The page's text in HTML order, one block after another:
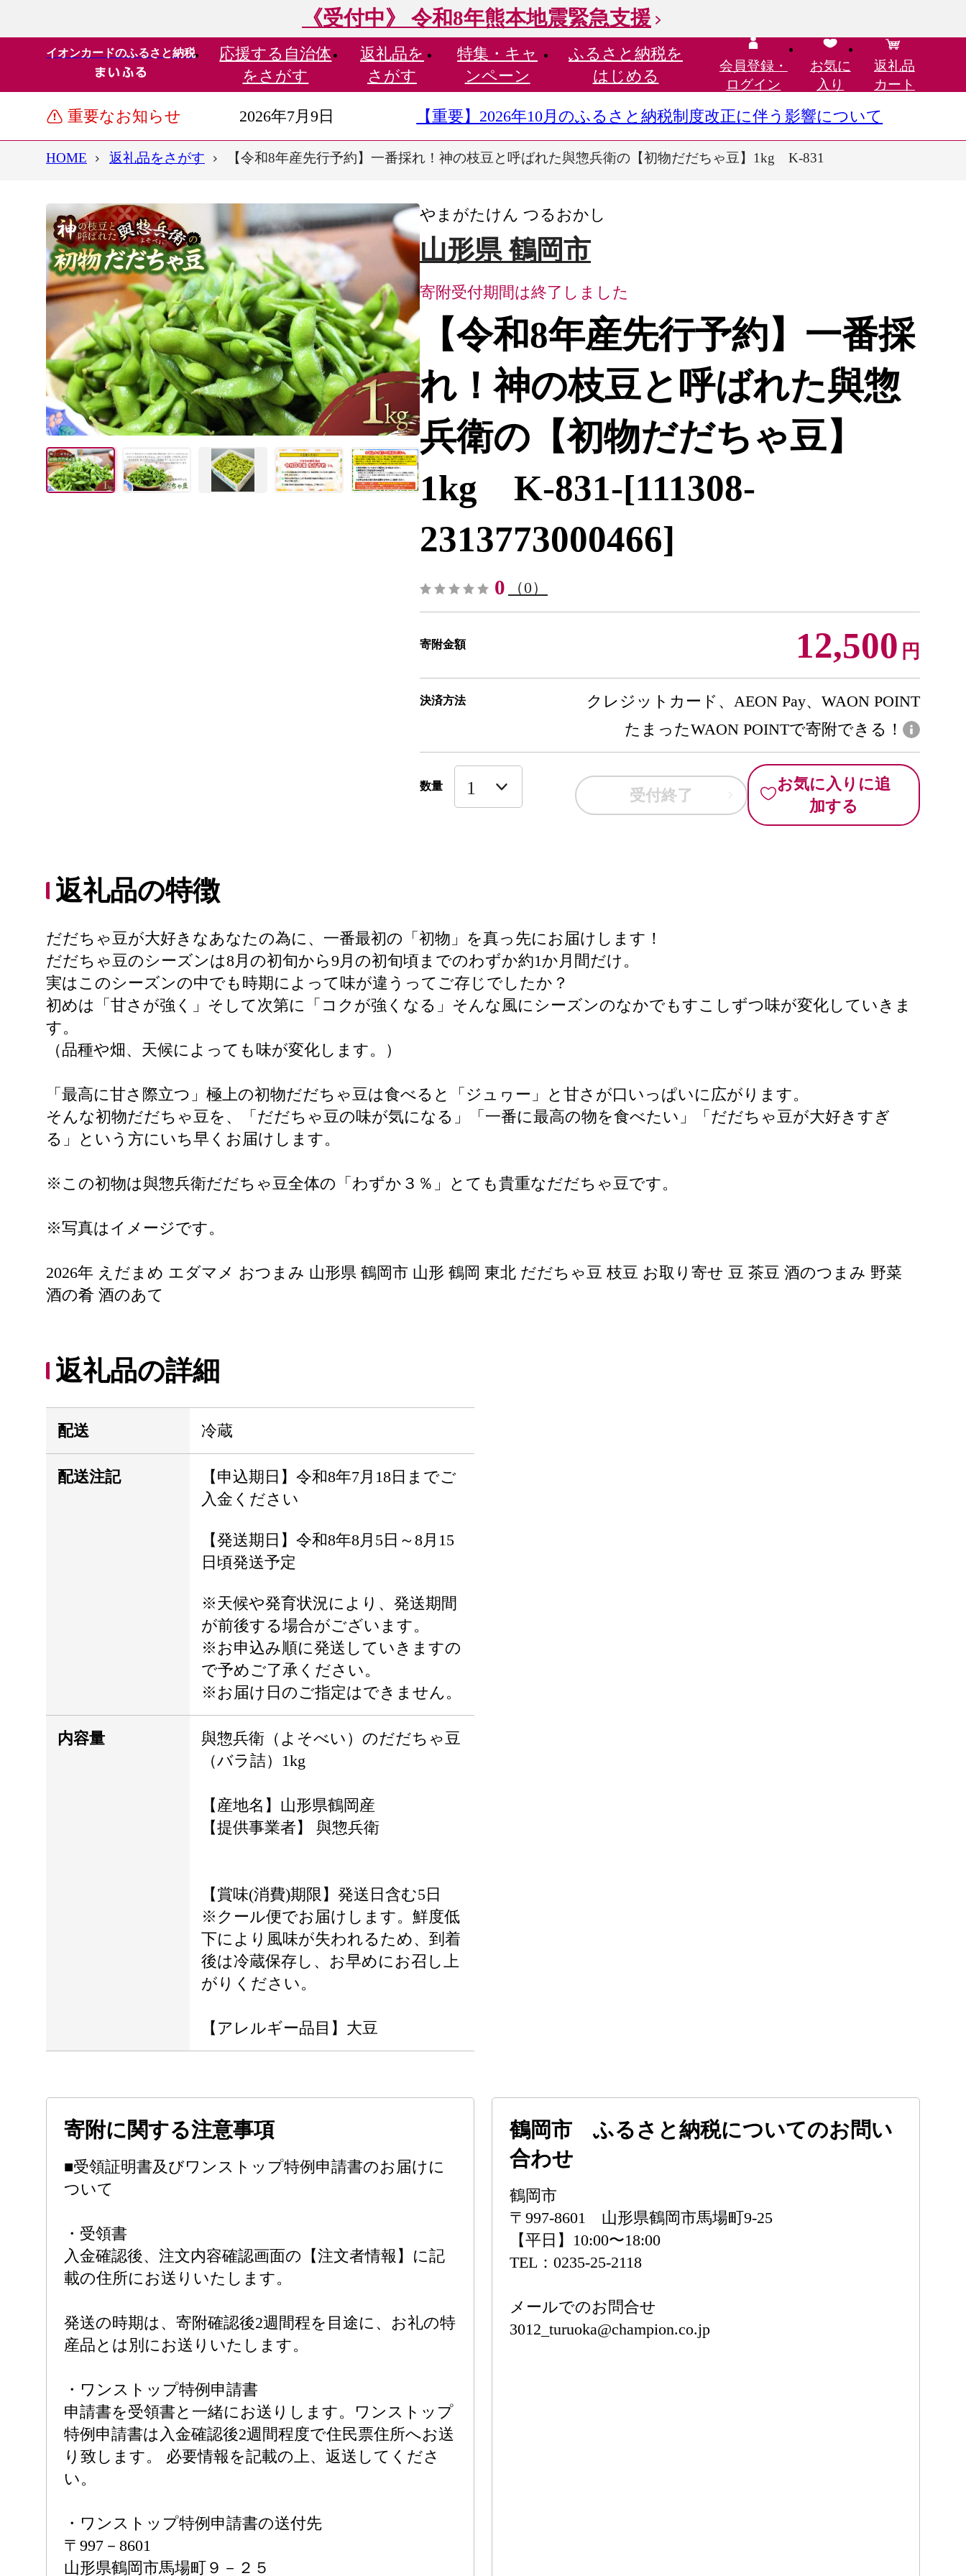
《受付中》 令和8年熊本地震緊急支援
イオンカードのふるさと納税 応援する 自治体
をさがす
返礼品を
さがす
特集・ キャ
ンペーン
ふるさと納税を
はじめる
会員登録・
ログイン
お気に
入り
返礼品
カート
重要なお知らせ 2026年7月9日 【重要】2026年10月のふるさと納税制度改正に伴う影響について
HOME 返礼品をさがす 【令和8年産先行予約】一番採れ！神の枝豆と呼ばれた與惣兵衛の【初物だだちゃ豆】1kg K-831
やまがたけん つるおかし
山形県 鶴岡市
寄附受付期間は終了しました
【令和8年産先行予約】一番採
れ！神の枝豆と呼ばれた與惣
兵衛の【初物だだちゃ豆】
1kg K-831-[111308-
2313773000466]
0 （0）
寄附金額 12,500 円
決済方法
クレジットカード、AEON Pay、WAON POINT
たまったWAON POINTで寄附できる！
数量 受付終了
お気に入りに追
加する
返礼品の特徴
だだちゃ豆が大好きなあなたの為に、一番最初の「初物」を真っ先にお届けします！
だだちゃ豆のシーズンは8月の初旬から9月の初旬頃までのわずか約1か月間だけ。
実はこのシーズンの中でも時期によって味が違うってご存じでしたか？
初めは「甘さが強く」そして次第に「コクが強くなる」そんな風にシーズンのなかでもすこしずつ味が変化していきま
す。
（品種や畑、天候によっても味が変化します。）
「最高に甘さ際立つ」極上の初物だだちゃ豆は食べると「ジュヮー」と甘さが口いっぱいに広がります。
そんな初物だだちゃ豆を、「だだちゃ豆の味が気になる」「一番に最高の物を食べたい」「だだちゃ豆が大好きすぎ
る」という方にいち早くお届けします。
※この初物は與惣兵衛だだちゃ豆全体の「わずか３％」とても貴重なだだちゃ豆です。
※写真はイメージです。
2026年 えだまめ エダマメ おつまみ 山形県 鶴岡市 山形 鶴岡 東北 だだちゃ豆 枝豆 お取り寄せ 豆 茶豆 酒のつまみ 野菜
酒の肴 酒のあて
返礼品の詳細
配送 冷蔵
配送注記
【申込期日】令和8年7月18日までご
入金ください
【発送期日】令和8年8月5日～8月15
日頃発送予定
※天候や発育状況により、発送期間
が前後する場合がございます。
※お申込み順に発送していきますの
で予めご了承ください。
※お届け日のご指定はできません。
内容量
與惣兵衛（よそべい）のだだちゃ豆
（バラ詰）1kg
【産地名】山形県鶴岡産
【提供事業者】 與惣兵衛
【賞味(消費)期限】発送日含む5日
※クール便でお届けします。鮮度低
下により風味が失われるため、到着
後は冷蔵保存し、お早めにお召し上
がりください。
【アレルギー品目】大豆
寄附に関する注意事項
■受領証明書及びワンストップ特例申請書のお届けに
ついて
・受領書
入金確認後、注文内容確認画面の【注文者情報】に記
載の住所にお送りいたします。
発送の時期は、寄附確認後2週間程を目途に、お礼の特
産品とは別にお送りいたします。
・ワンストップ特例申請書
申請書を受領書と一緒にお送りします。ワンストップ
特例申請書は入金確認後2週間程度で住民票住所へお送
り致します。 必要情報を記載の上、返送してくださ
い。
・ワンストップ特例申請書の送付先
〒997－8601
山形県鶴岡市馬場町９－２５
鶴岡市 ふるさと納税についてのお問い
合わせ
鶴岡市
〒997-8601 山形県鶴岡市馬場町9-25
【平日】10:00〜18:00
TEL：0235-25-2118
メールでのお問合せ
3012_turuoka@champion.co.jp